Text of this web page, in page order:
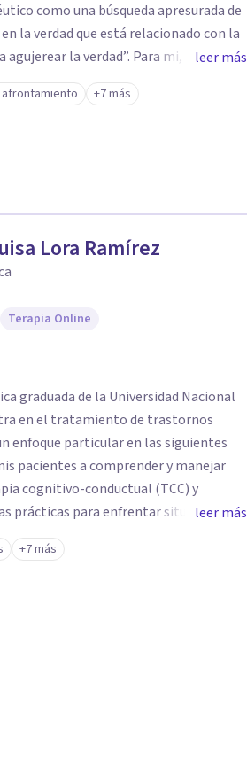
como una búsqueda apresurada de
la verdad que está relacionado con la
agujerear la verdad”. Para mi, el
agujerear lo que creemos saber
verdad propia. A veces no se trata de
leer más
+7 más
Lora Ramírez
Terapia Online
Nacional
en el tratamiento de trastornos
enfoque particular en las siguientes
cognitivo-conductual (TCC) y
prácticas para enfrentar situaciones
y desarrollar estrategias
leer más
+7 más